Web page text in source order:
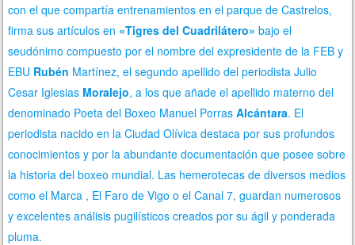
con el que compartía entrenamientos en el parque de Castrelos,
firma sus artículos en «Tigres del Cuadrilátero» bajo el
seudónimo compuesto por el nombre del expresidente de la FEB y
EBU Rubén Martínez, el segundo apellido del periodista Julio
Cesar Iglesias Moralejo, a los que añade el apellido materno del
denominado Poeta del Boxeo Manuel PorrasAlcántara. El
periodista nacido en la Ciudad Olívica destaca por sus profundos
conocimientos y por la abundante documentación que posee sobre
la historia del boxeo mundial. Las hemerotecas de diversos medios
como el Marca , El Faro de Vigo o el Canal 7, guardan numerosos
y excelentes análisis pugilísticos creados por su ágil y ponderada
pluma.